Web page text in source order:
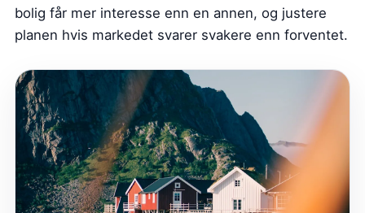
bolig får mer interesse enn en annen, og justere
planen hvis markedet svarer svakere enn forventet.